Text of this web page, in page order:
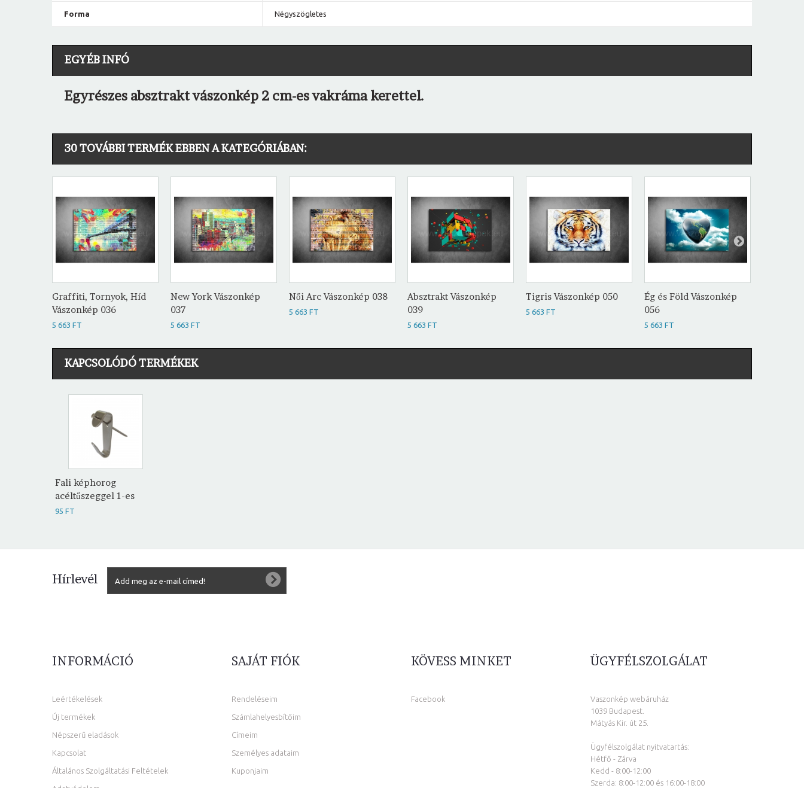
Forma Négyszögletes
EGYÉB INFÓ
Egyrészes absztrakt vászonkép 2 cm-es vakráma kerettel.
30 TOVÁBBI TERMÉK EBBEN A KATEGÓRIÁBAN:
Graffiti, Tornyok, Híd
Vászonkép 036
5 663 FT
New York Vászonkép
037
5 663 FT
Női Arc Vászonkép 038
5 663 FT
Absztrakt Vászonkép
039
5 663 FT
Tigris Vászonkép 050
5 663 FT
Ég és Föld Vászonkép
056
5 663 FT
KAPCSOLÓDÓ TERMÉKEK
Fali képhorog
acéltűszeggel 1-es
95 FT
Hírlevél
INFORMÁCIÓ
Leértékelések
Új termékek
Népszerű eladások
Kapcsolat
Általános Szolgáltatási Feltételek
SAJÁT FIÓK
Rendeléseim
Számlahelyesbítőim
Címeim
Személyes adataim
Kuponjaim
KÖVESS MINKET
Facebook
ÜGYFÉLSZOLGÁLAT
Vaszonkép webáruház
1039 Budapest.
Mátyás Kir. út 25.
Ügyfélszolgálat nyitvatartás:
Hétfő - Zárva
Kedd - 8:00-12:00
Szerda: 8:00-12:00 és 16:00-18:00